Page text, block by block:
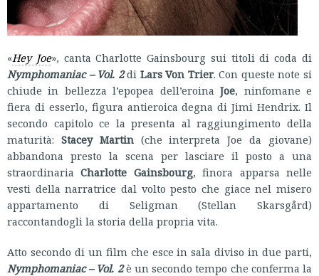
«Hey Joe», canta Charlotte Gainsbourg sui titoli di coda di
Nymphomaniac – Vol. 2di Lars Von Trier. Con queste note si
chiude in bellezza l’epopea dell’eroinaJoe, ninfomane e
fiera di esserlo, figura antieroica degna di Jimi Hendrix. Il
secondo capitolo ce la presenta al raggiungimento della
maturità: Stacey Martin(che interpreta Joe da giovane)
abbandona presto la scena per lasciare il posto a una
straordinariaCharlotte Gainsbourg, finora apparsa nelle
vesti della narratrice dal volto pesto che giace nel misero
appartamento di Seligman (Stellan Skarsgård)
raccontandogli la storia della propria vita.
Atto secondo di un film che esce in sala diviso in due parti,
Nymphomaniac – Vol. 2è un secondo tempo che conferma la